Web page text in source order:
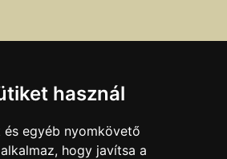
használ
egyéb nyomkövető
hogy javítsa a